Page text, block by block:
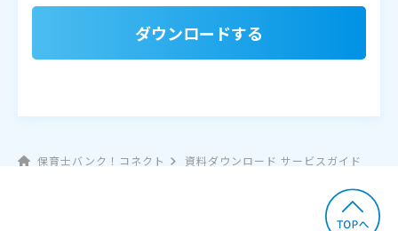
ダウンロードする
保育士バンク！コネクト 資料ダウンロード サービスガイド